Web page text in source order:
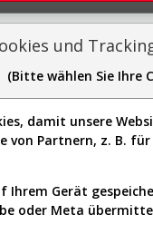
Sector-Spider
Inc.
Website:
Sektor:
Anzahl
Aktien:
und
(Bitte wählen Sie Ihre
damit unsere
von Partnern, z. B.
Gerät
oder Meta